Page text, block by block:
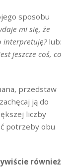
sposobu
mi się, że
interpretuję?lub:
jeszcze coś, co
przedstaw
ją do
liczby
potrzeby obu
również